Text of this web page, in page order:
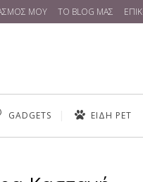
ΜΟΥ ΤΟ BLOG ΜΑΣ
GADGETS ΕΙΔΗ PET